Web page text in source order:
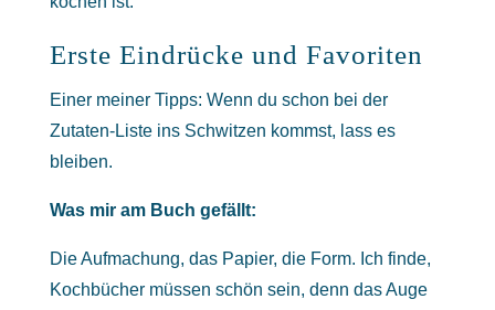
Erste Eindrücke und Favoriten
Einer meiner Tipps: Wenn du schon bei der
Zutaten-Liste ins Schwitzen kommst, lass es
bleiben.
Was mir am Buch gefällt:
Die Aufmachung, das Papier, die Form. Ich finde,
Kochbücher müssen schön sein, denn das Auge